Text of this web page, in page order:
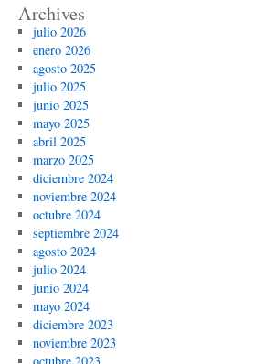
Archives
julio 2026
enero 2026
agosto 2025
julio 2025
junio 2025
mayo 2025
abril 2025
marzo 2025
diciembre 2024
noviembre 2024
octubre 2024
septiembre 2024
agosto 2024
julio 2024
junio 2024
mayo 2024
diciembre 2023
noviembre 2023